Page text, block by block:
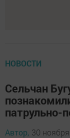
НОВОСТИ
Сельчан
патрульно-
Автор, 30